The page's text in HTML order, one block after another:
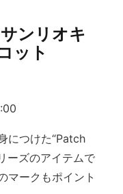
ンリオキ
ット
につけた“Patch
ーズのアイテムで
マークもポイント